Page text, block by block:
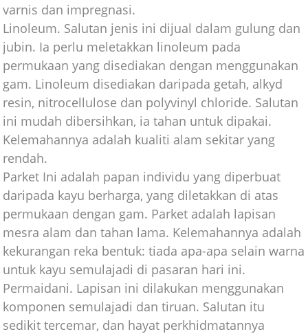
varnis dan impregnasi.
Linoleum. Salutan jenis ini dijual dalam gulung dan
jubin. Ia perlu meletakkan linoleum pada
permukaan yang disediakan dengan menggunakan
gam. Linoleum disediakan daripada getah, alkyd
resin, nitrocellulose dan polyvinyl chloride. Salutan
ini mudah dibersihkan, ia tahan untuk dipakai.
Kelemahannya adalah kualiti alam sekitar yang
rendah.
Parket Ini adalah papan individu yang diperbuat
daripada kayu berharga, yang diletakkan di atas
permukaan dengan gam. Parket adalah lapisan
mesra alam dan tahan lama. Kelemahannya adalah
kekurangan reka bentuk: tiada apa-apa selain warna
untuk kayu semulajadi di pasaran hari ini.
Permaidani. Lapisan ini dilakukan menggunakan
komponen semulajadi dan tiruan. Salutan itu
sedikit tercemar, dan hayat perkhidmatannya